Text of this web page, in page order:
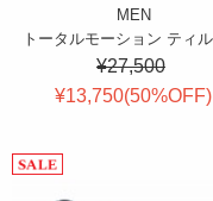
MEN
トータルモーション ティ
¥27,500
¥13,750(50%OFF)